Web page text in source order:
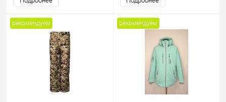
рекомендуем рекомендуем